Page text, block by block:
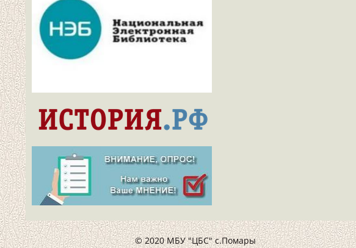
© 2020 МБУ "ЦБС" с.Помары